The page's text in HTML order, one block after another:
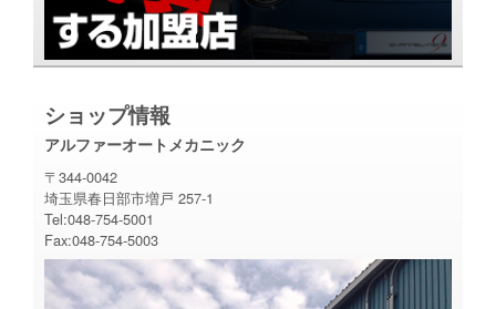
ショップ情報
アルファーオートメカニック
〒344-0042
埼玉県春日部市増戸 257-1
Tel:048-754-5001
Fax:048-754-5003